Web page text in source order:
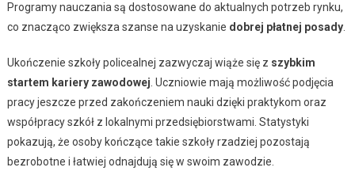
Programy nauczania są dostosowane do aktualnych potrzeb rynku,
co znacząco zwiększa szanse na uzyskanie dobrej płatnej posady.
Ukończenie szkoły policealnej zazwyczaj wiąże się z szybkim
startem kariery zawodowej. Uczniowie mają możliwość podjęcia
pracy jeszcze przed zakończeniem nauki dzięki praktykom oraz
współpracy szkół z lokalnymi przedsiębiorstwami. Statystyki
pokazują, że osoby kończące takie szkoły rzadziej pozostają
bezrobotne i łatwiej odnajdują się w swoim zawodzie.